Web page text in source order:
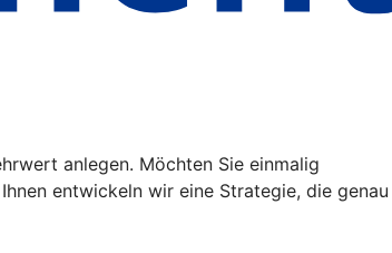
anlegen. Möchten Sie einmalig
entwickeln wir eine Strategie, die genau